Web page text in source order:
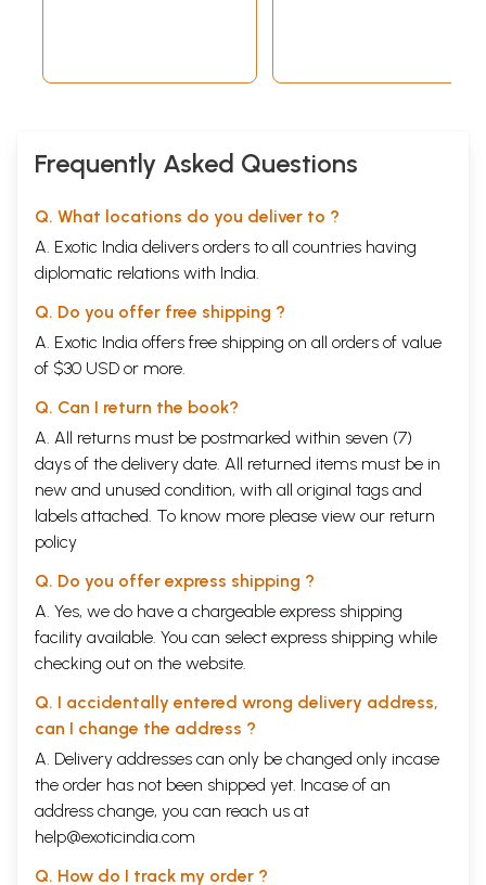
Frequently Asked Questions
Q. What locations do you deliver to ?
A. Exotic India delivers orders to all countries having
diplomatic relations with India.
Q. Do you offer free shipping ?
A. Exotic India offers free shipping on all orders of value
of $30 USD or more.
Q. Can I return the book?
A. All returns must be postmarked within seven (7)
days of the delivery date. All returned items must be in
new and unused condition, with all original tags and
labels attached. To know more please view our return
policy
Q. Do you offer express shipping ?
A. Yes, we do have a chargeable express shipping
facility available. You can select express shipping while
checking out on the website.
Q. I accidentally entered wrong delivery address,
can I change the address ?
A. Delivery addresses can only be changed only incase
the order has not been shipped yet. Incase of an
address change, you can reach us at
help@exoticindia.com
Q. How do I track my order ?